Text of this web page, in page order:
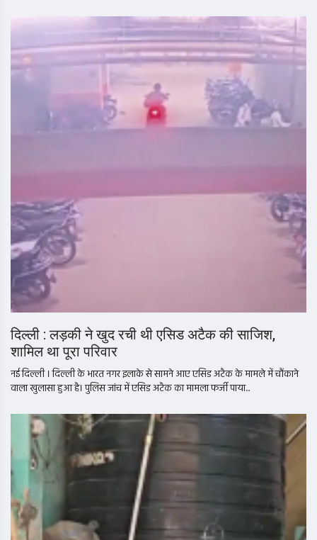
दिल्ली : लड़की ने खुद रची थी एसिड अटैक की साजिश,
शामिल था पूरा परिवार
नई दिल्ली । दिल्ली के भारत नगर इलाके से सामने आए एसिड अटैक के मामले में चौंकाने
वाला खुलासा हुआ है। पुलिस जांच में एसिड अटैक का मामला फर्जी पाया...